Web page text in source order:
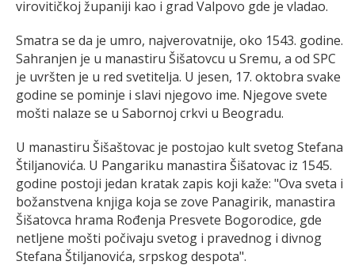
virovitičkoj županiji kao i grad Valpovo gde je vladao.
Smatra se da je umro, najverovatnije, oko 1543. godine.
Sahranjen je u manastiru Šišatovcu u Sremu, a od SPC
je uvršten je u red svetitelja. U jesen, 17. oktobra svake
godine se pominje i slavi njegovo ime. Njegove svete
mošti nalaze se u Sabornoj crkvi u Beogradu.
U manastiru Šišaštovac je postojao kult svetog Stefana
Štiljanovića. U Pangariku manastira Šišatovac iz 1545.
godine postoji jedan kratak zapis koji kaže: "Ova sveta i
božanstvena knjiga koja se zove Panagirik, manastira
Šišatovca hrama Rođenja Presvete Bogorodice, gde
netljene mošti počivaju svetog i pravednog i divnog
Stefana Štiljanovića, srpskog despota".